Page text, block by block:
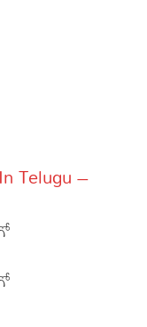
Telugu –